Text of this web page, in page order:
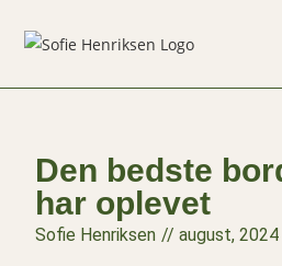
Den bedste
har oplevet
Sofie Henriksen // august, 2024